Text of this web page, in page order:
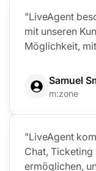
"LiveAgent
mit unseren
Möglichkeit,
Samuel
m:zone
"LiveAgent
Chat,
ermöglichen,